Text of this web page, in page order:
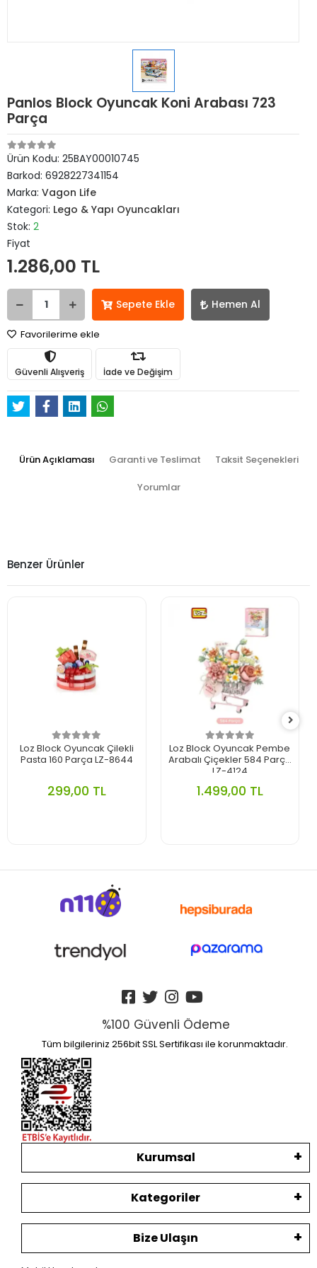
Panlos Block Oyuncak Koni Arabası 723
Parça
Ürün Kodu: 25BAY00010745
Barkod: 6928227341154
Marka: Vagon Life
Kategori: Lego & Yapı Oyuncakları
Stok: 2
Fiyat
1.286,00 TL
Sepete Ekle Hemen Al
Favorilerime ekle
Güvenli Alışveriş İade ve Değişim
Ürün Açıklaması Garanti ve Teslimat Taksit Seçenekleri
Yorumlar
Benzer Ürünler
Loz Block Oyuncak Çilekli
Pasta 160 Parça LZ-8644
299,00 TL
Loz Block Oyuncak Pembe
Arabalı Çiçekler 584 Parça
LZ-4124
1.499,00 TL
%100 Güvenli Ödeme
Tüm bilgileriniz 256bit SSL Sertifikası ile korunmaktadır.
Kurumsal
Kategoriler
Bize Ulaşın